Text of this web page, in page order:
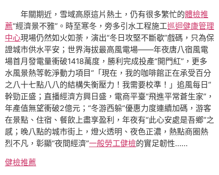
年關期近，雪域高原這片熱土，仍有很多繁忙的體檢推
薦“經濟景不雅”。時至寒冬，旁多引水工程施工巡迴健康管理
中心現場仍然如火如荼，演出“冬日攻堅不斷歇”戲碼，只為保
證城市供水平安；世界海拔最高風電場——年夜唐八宿風電
場首月發電量衝破1418萬度，勝利完成投產“開門紅”，更多
水風景熱等乾淨動力項目“「現在，我的咖啡館正在承受百分
之八十七點八八的結構失衡壓力！我需要校準！」追風每日”
幹勁正盛；直播經濟方興日盛，電商平臺“飛進平常蒼生家”，
年產值無望衝破2億元；“冬游西躲”優惠力度連續加碼，游客
在景點、住宿、餐飲上盡享盈利，年夜有“此心安處是吾鄉”之
感；晚八點的城市街上，燈火透明、夜色正濃，熱點商圈熱
烈不凡，彰顯“夜間經濟”一般勞工健檢的實足韌性……
健檢推薦